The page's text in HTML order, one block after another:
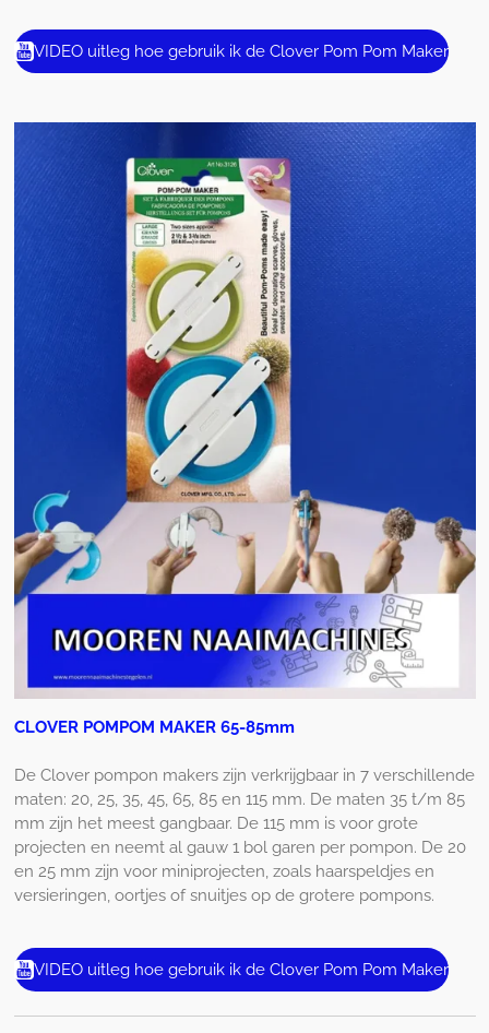
VIDEO uitleg hoe gebruik ik de Clover Pom Pom Maker
CLOVER POMPOM MAKER 65-85mm
De Clover pompon makers zijn verkrijgbaar in 7 verschillende
maten: 20, 25, 35, 45, 65, 85 en 115 mm. De maten 35 t/m 85
mm zijn het meest gangbaar. De 115 mm is voor grote
projecten en neemt al gauw 1 bol garen per pompon. De 20
en 25 mm zijn voor miniprojecten, zoals haarspeldjes en
versieringen, oortjes of snuitjes op de grotere pompons.
VIDEO uitleg hoe gebruik ik de Clover Pom Pom Maker